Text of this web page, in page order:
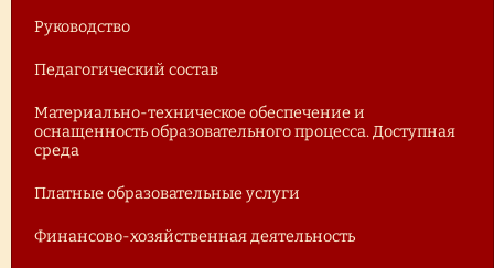
Руководство
Педагогический состав
Материально-техническое обеспечение и
оснащенность образовательного процесса. Доступная
среда
Платные образовательные услуги
Финансово-хозяйственная деятельность